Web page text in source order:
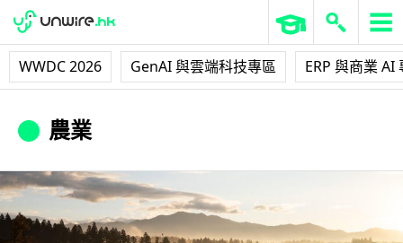
WWDC 2026 GenAI 與雲端科技專區 ERP 與商業 AI
農業